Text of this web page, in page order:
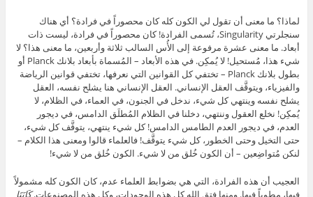
لماذا؟ ما معنى أن تقول لي الكون كله كان محصوراً في فرادة؟ أي هناك
سنجلرتي Singularity، تُسمى الفرادة! كان محصوراً في فرادة، ليست ذات
أبعاد. ما معنى عشرة مرفوعة إلى الأُس السالب ثلاثة وأربعين، ما معنى هذا؟ لا
شيء هذا، مُستحيل! لا يُمكِن. في هذه الأبعاد – المُسماة بأبعاد بلانك Planck أو
بطول بلانك Planck – تختفي كل القوانين التي نعرفها، تختفي قوانين الرياضة
والفيزياء، ويتوقَّف العقل الإنساني. العقل الإنساني هنا يشلح نفسه، العقل
يشلح نفسه وينتهي كل شيء، ندخل في الجنون، في العماء، في الظلام، لا
يُمكِن! نخلع العقول وننتهي، دخلنا في الظلام المُطلَق الدامس، في ديجور
العدم، في ديجور العدم الطامس الدامس! كل شيء ينتهي، يتوقَّف كل شيء،
حتى التخيل وحتى الخطور، كل شيء يتوقَّف! فالعلماء قالوا ومعنى هذا الكلام –
لنكن مُتواضِعين – أن الكون خُلق من لا شيء. الكون خُلق من لا شيء!
العجيب أن هذه الفرادة، التي هي بضوابط العلماء عدم، كان الكون كله مشمولاً
فيها، مطوياً فيها. ومنها فتق الله كل هذه الوجودات، وكل هذه المصنوعات.كَانَتَا